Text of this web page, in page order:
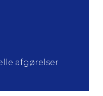
afgørelser